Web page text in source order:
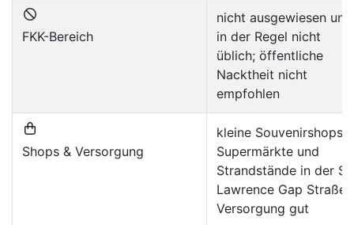
FKK-Bereich
nicht ausgewiesen und
in der Regel nicht
üblich; öffentliche
Nacktheit nicht
empfohlen
Shops & Versorgung
kleine Souvenirshops,
Supermärkte und
Strandstände in der St.
Lawrence Gap Straße;
Versorgung gut